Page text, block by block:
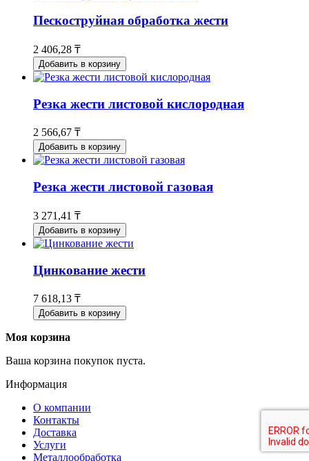
Пескоструйная обработка жести
2 406,28 ₸
Добавить в корзину
Резка жести листовой кислородная
2 566,67 ₸
Добавить в корзину
Резка жести листовой газовая
3 271,41 ₸
Добавить в корзину
Цинкование жести
7 618,13 ₸
Добавить в корзину
Моя корзина
Ваша корзина покупок пуста.
Информация
О компании
Контакты
Доставка
Услуги
Металлообработка